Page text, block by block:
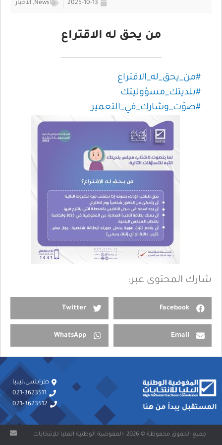
2025-10-13
News
, الأخبار
من يحق له الاقتراع
#من_يحق_له_الاقتراع
#بلديتك_مسؤوليتك
#صوّت_وشارك_في_التعمير
شارك المحتوى عبر:
Facebook
Twitter
Email
WhatsApp
طرابلس،ليبيا
021-3623511
021-3623512
جميع الحقوق محفوظة © 2026 -المفوضية الوطنية العليا للإنتخابات